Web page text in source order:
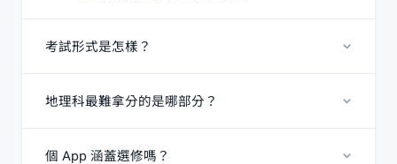
考試形式是怎樣？
地理科最難拿分的是哪部分？
個 App 涵蓋選修嗎？